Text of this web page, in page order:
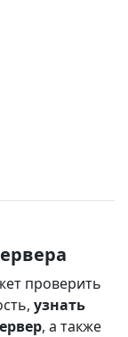
проверить
узнать
, а также